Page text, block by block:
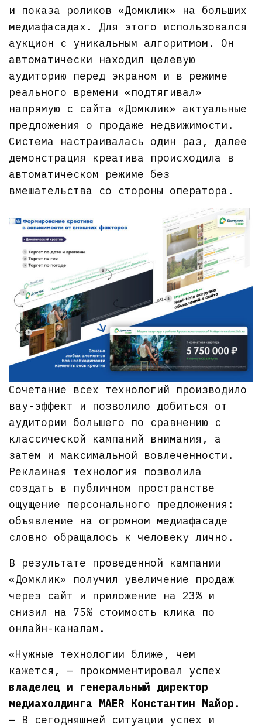
и показа роликов «Домклик» на больших
медиафасадах. Для этого использовался
аукцион с уникальным алгоритмом. Он
автоматически находил целевую
аудиторию перед экраном и в режиме
реального времени «подтягивал»
напрямую с сайта «Домклик» актуальные
предложения о продаже недвижимости.
Cистема настраивалась один раз, далее
демонстрация креатива происходила в
автоматическом режиме без
вмешательства со стороны оператора.
Сочетание всех технологий производило
вау-эффект и позволило добиться от
аудитории большего по сравнению с
классической кампаний внимания, а
затем и максимальной вовлеченности.
Рекламная технология позволила
создать в публичном пространстве
ощущение персонального предложения:
объявление на огромном медиафасаде
словно обращалось к человеку лично.
В результате проведенной кампании
«Домклик» получил увеличение продаж
через сайт и приложение на 23% и
снизил на 75% стоимость клика по
онлайн-каналам.
«Нужные технологии ближе, чем
кажется, — прокомментировал успех
владелец и генеральный директор
медиахолдинга MAER Константин Майор .
— В сегодняшней ситуации успех и